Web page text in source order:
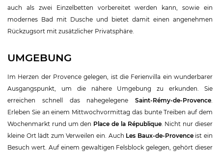
auch als zwei Einzelbetten vorbereitet werden kann, sowie ein
modernes Bad mit Dusche und bietet damit einen angenehmen
Rückzugsort mit zusätzlicher Privatsphäre.
UMGEBUNG
Im Herzen der Provence gelegen, ist die Ferienvilla ein wunderbarer
Ausgangspunkt, um die nähere Umgebung zu erkunden. Sie
erreichen schnell das nahegelegene Saint-Rémy-de-Provence
Erleben Sie an einem Mittwochvormittag das bunte Treiben auf dem
Wochenmarkt rund um den Place de la République. Nicht nur dieser
kleine Ort lädt zum Verweilen ein. Auch Les Baux-de-Provenceist ein
Besuch wert. Auf einem gewaltigen Felsblock gelegen, gehört dieser